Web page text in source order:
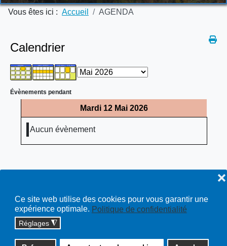
Ce site web utilise des cookies pour vous garantir une
expérience optimale. Politique de confidentialité
Réglages ◮
❌
Vous êtes ici : Accueil AGENDA
Calendrier
Évènements pendant
Mardi 12 Mai 2026
Aucun évènement
Copyright © 2026 cossonay.ch - tous droits réservés | site :